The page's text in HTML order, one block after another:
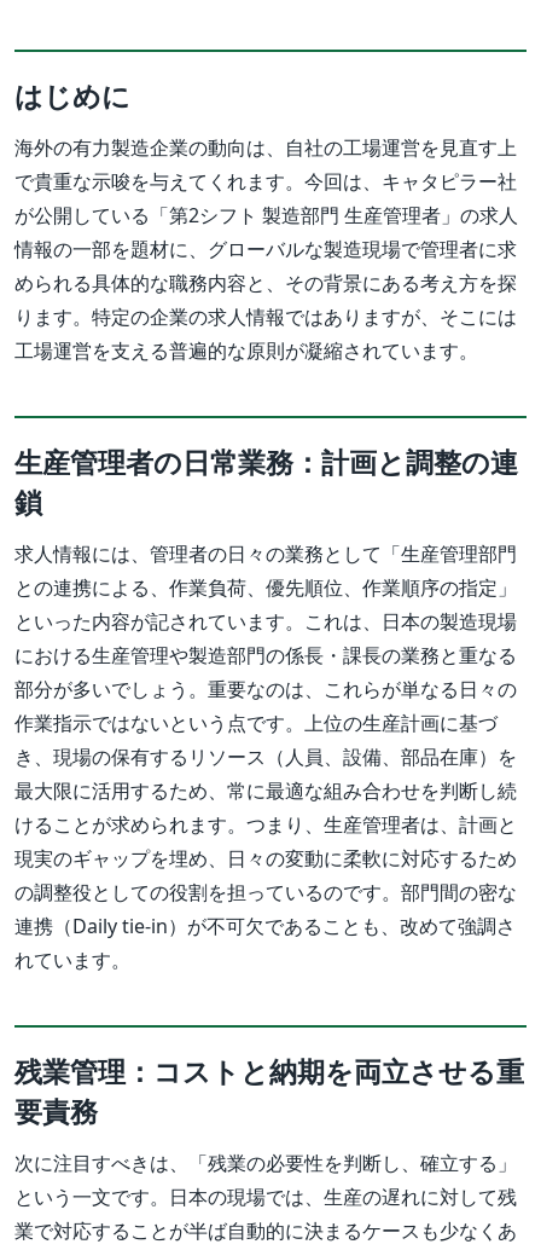
はじめに
海外の有力製造企業の動向は、自社の工場運営を見直す上
で貴重な示唆を与えてくれます。今回は、キャタピラー社
が公開している「第2シフト 製造部門 生産管理者」の求人
情報の一部を題材に、グローバルな製造現場で管理者に求
められる具体的な職務内容と、その背景にある考え方を探
ります。特定の企業の求人情報ではありますが、そこには
工場運営を支える普遍的な原則が凝縮されています。
生産管理者の日常業務：計画と調整の連
鎖
求人情報には、管理者の日々の業務として「生産管理部門
との連携による、作業負荷、優先順位、作業順序の指定」
といった内容が記されています。これは、日本の製造現場
における生産管理や製造部門の係長・課長の業務と重なる
部分が多いでしょう。重要なのは、これらが単なる日々の
作業指示ではないという点です。上位の生産計画に基づ
き、現場の保有するリソース（人員、設備、部品在庫）を
最大限に活用するため、常に最適な組み合わせを判断し続
けることが求められます。つまり、生産管理者は、計画と
現実のギャップを埋め、日々の変動に柔軟に対応するため
の調整役としての役割を担っているのです。部門間の密な
連携（Daily tie-in）が不可欠であることも、改めて強調さ
れています。
残業管理：コストと納期を両立させる重
要責務
次に注目すべきは、「残業の必要性を判断し、確立する」
という一文です。日本の現場では、生産の遅れに対して残
業で対応することが半ば自動的に決まるケースも少なくあ